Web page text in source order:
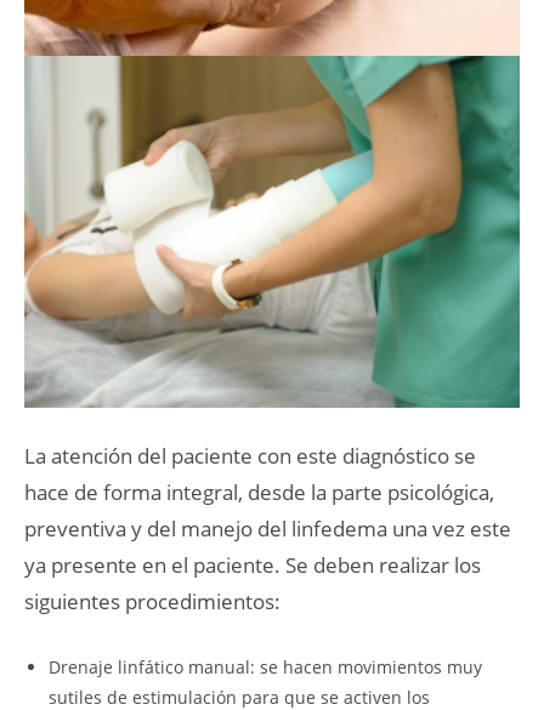
La atención del paciente con este diagnóstico se
hace de forma integral, desde la parte psicológica,
preventiva y del manejo del linfedema una vez este
ya presente en el paciente. Se deben realizar los
siguientes procedimientos:
Drenaje linfático manual: se hacen movimientos muy
sutiles de estimulación para que se activen los